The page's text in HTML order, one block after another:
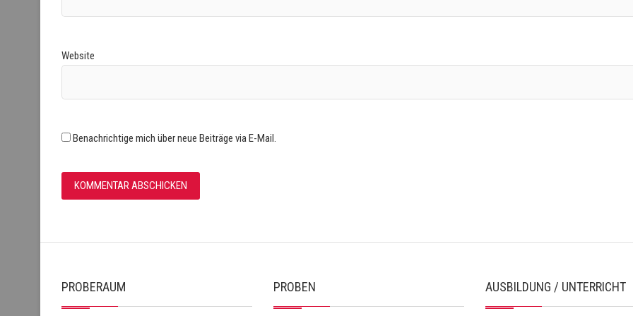
Website
Benachrichtige mich über neue Beiträge via E-Mail.
PROBERAUM PROBEN AUSBILDUNG / UNTERRICHT